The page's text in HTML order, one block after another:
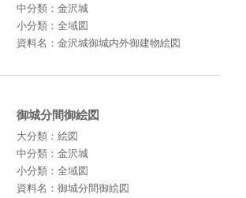
中分類：金沢城
小分類：全域図
資料名：金沢城御城内外御建物絵図
御城分間御絵図
大分類：絵図
中分類：金沢城
小分類：全域図
資料名：御城分間御絵図